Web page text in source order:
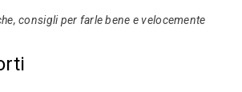
consigli per farle bene e velocemente